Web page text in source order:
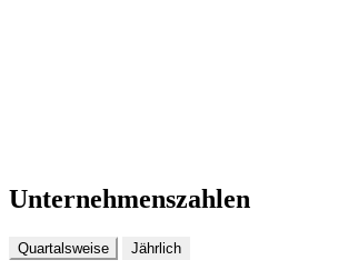
Unternehmenszahlen
Quartalsweise Jährlich